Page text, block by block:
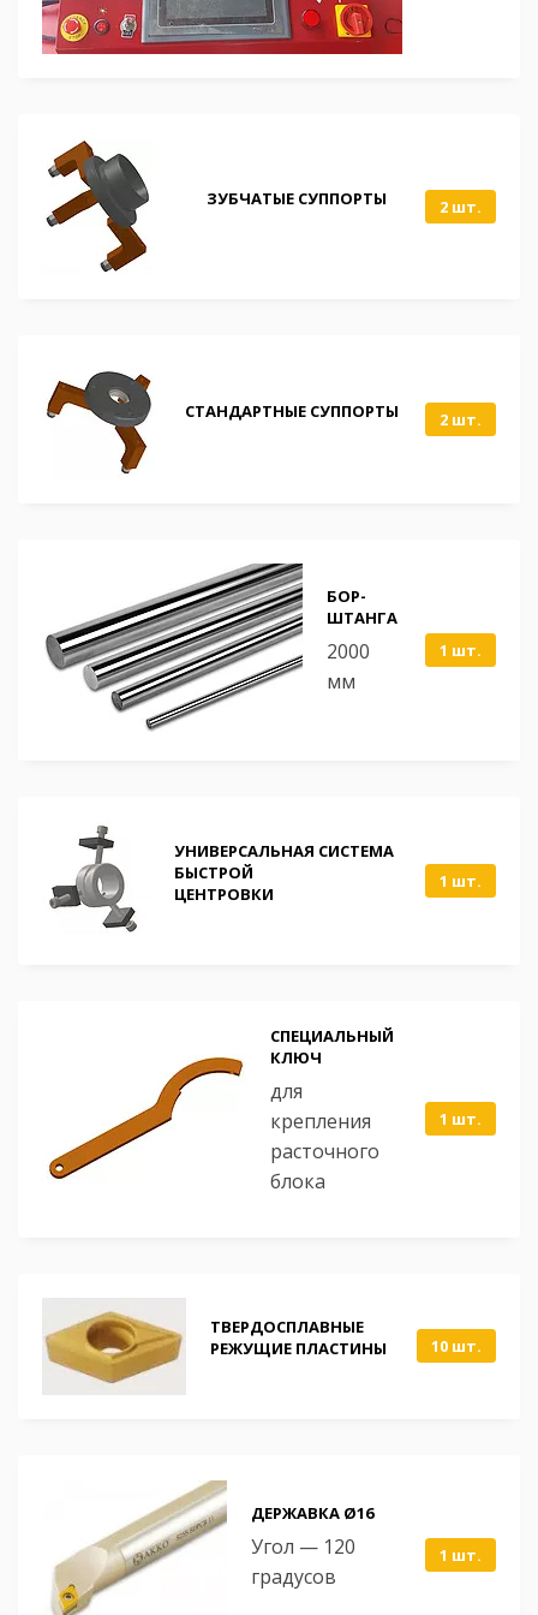
ЗУБЧАТЫЕ СУППОРТЫ 2 шт.
СТАНДАРТНЫЕ СУППОРТЫ 2 шт.
БОР-
ШТАНГА
2000
мм
1 шт.
УНИВЕРСАЛЬНАЯ СИСТЕМА
БЫСТРОЙ
ЦЕНТРОВКИ
1 шт.
СПЕЦИАЛЬНЫЙ
КЛЮЧ
для
крепления
расточного
блока
1 шт.
ТВЕРДОСПЛАВНЫЕ
РЕЖУЩИЕ ПЛАСТИНЫ
10 шт.
ДЕРЖАВКА Ø16
Угол — 120
градусов
1 шт.